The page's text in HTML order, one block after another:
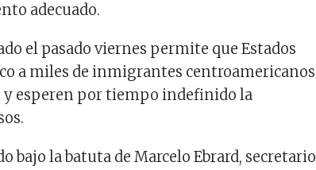
adecuado.
el pasado viernes permite que Estados
a miles de inmigrantes centroamericanos
y esperen por tiempo indefinido la
bajo la batuta de Marcelo Ebrard, secretario